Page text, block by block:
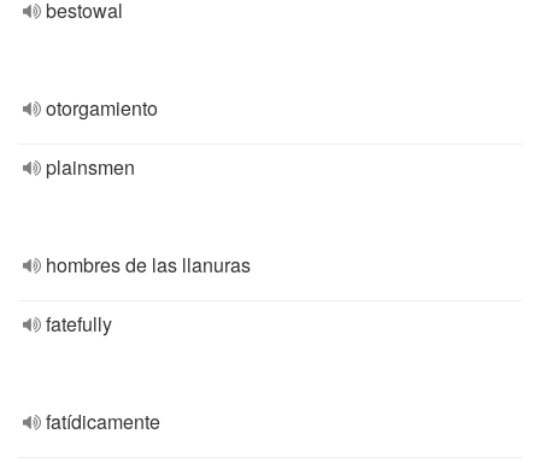
bestowal
otorgamiento
plainsmen
hombres de las llanuras
fatefully
fatídicamente